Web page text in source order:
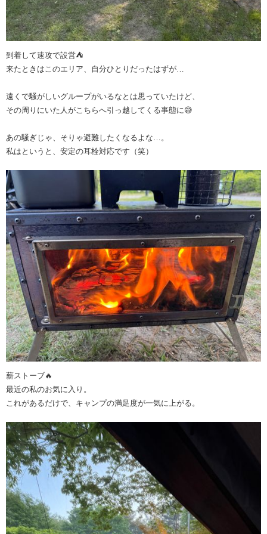
到着して速攻で設営⛺️
来たときはこのエリア、自分ひとりだったはずが…
遠くで騒がしいグループがいるなとは思っていたけど、
その周りにいた人がこちらへ引っ越してくる事態に😅
あの騒ぎじゃ、そりゃ避難したくなるよな…。
私はというと、安定の耳栓対応です（笑）
薪ストーブ🔥
最近の私のお気に入り。
これがあるだけで、キャンプの満足度が一気に上がる。